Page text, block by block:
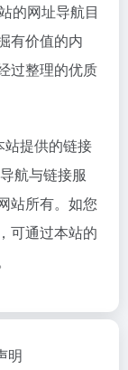
的网址导航目
有价值的内
过整理的优质
提供的链接
航与链接服
站所有。如您
可通过本站的
明